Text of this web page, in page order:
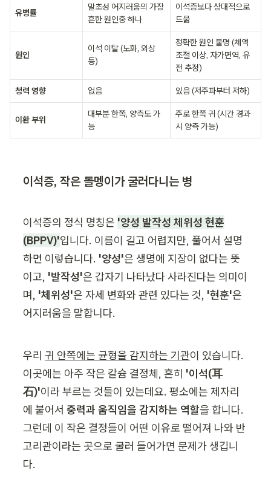
유병률
말초성 어지러움의 가장
흔한 원인중 하나
이석증보다 상대적으로
드묾
원인
이석 이탈 (노화, 외상
등)
정확한 원인 불명 (체액
조절 이상, 자가면역, 유
전 추정)
청력 영향 없음 있음 (저주파부터 저하)
이환 부위
대부분 한쪽, 양측도 가
능
주로 한쪽 귀 (시간 경과
시 양측 가능)
이석증, 작은 돌멩이가 굴러다니는 병
이석증의 정식 명칭은 '양성 발작성 체위성 현훈
(BPPV)'입니다. 이름이 길고 어렵지만, 풀어서 설명
하면 이렇습니다. '양성'은 생명에 지장이 없다는 뜻
이고, '발작성'은 갑자기 나타났다 사라진다는 의미이
며, '체위성'은 자세 변화와 관련 있다는 것, '현훈'은
어지러움을 말합니다.
우리 귀 안쪽에는 균형을 감지하는 기관이 있습니다.
이곳에는 아주 작은 칼슘 결정체, 흔히 '이석(耳
石)'이라 부르는 것들이 있는데요. 평소에는 제자리
에 붙어서 중력과 움직임을 감지하는 역할을 합니다.
그런데 이 작은 결정들이 어떤 이유로 떨어져 나와 반
고리관이라는 곳으로 굴러 들어가면 문제가 생깁니
다.